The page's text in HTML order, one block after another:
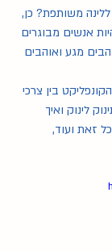
משותפת? כן,
אנשים מבוגרים
מגע ואוהבים
בין צרכי
לינוק ואיך
זאת ועוד,